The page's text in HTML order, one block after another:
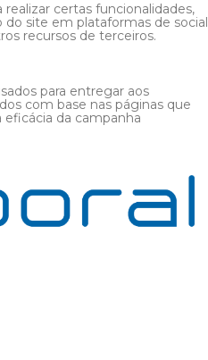
certas funcionalidades,
site em plataformas de social
recursos de terceiros.
para entregar aos
com base nas páginas que
eficácia da campanha